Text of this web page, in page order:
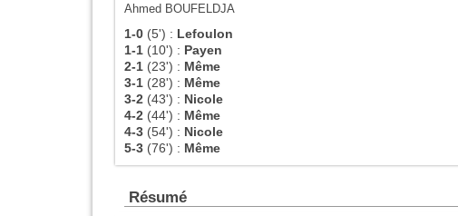
Ahmed BOUFELDJA
1-0 (5') : Lefoulon
1-1 (10') : Payen
2-1 (23') : Même
3-1 (28') : Même
3-2 (43') : Nicole
4-2 (44') : Même
4-3 (54') : Nicole
5-3 (76') : Même
Résumé